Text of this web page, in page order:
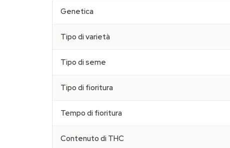
Genetica
Tipo di varietà
Tipo di seme
Tipo di fioritura
Tempo di fioritura
Contenuto di THC